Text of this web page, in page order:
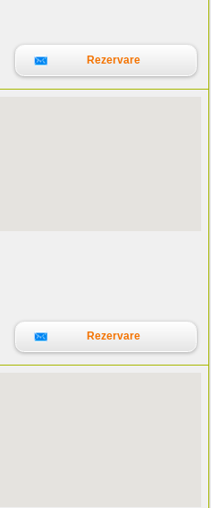
Rezervare
Rezervare